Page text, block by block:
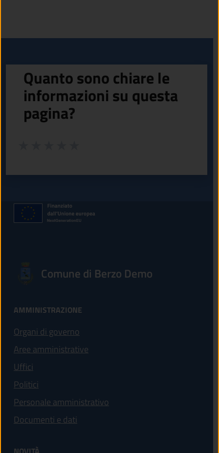
Quanto sono chiare le
informazioni su questa
pagina?
Comune di Berzo Demo
AMMINISTRAZIONE
Organi di governo
Aree amministrative
Uffici
Politici
Personale amministrativo
Documenti e dati